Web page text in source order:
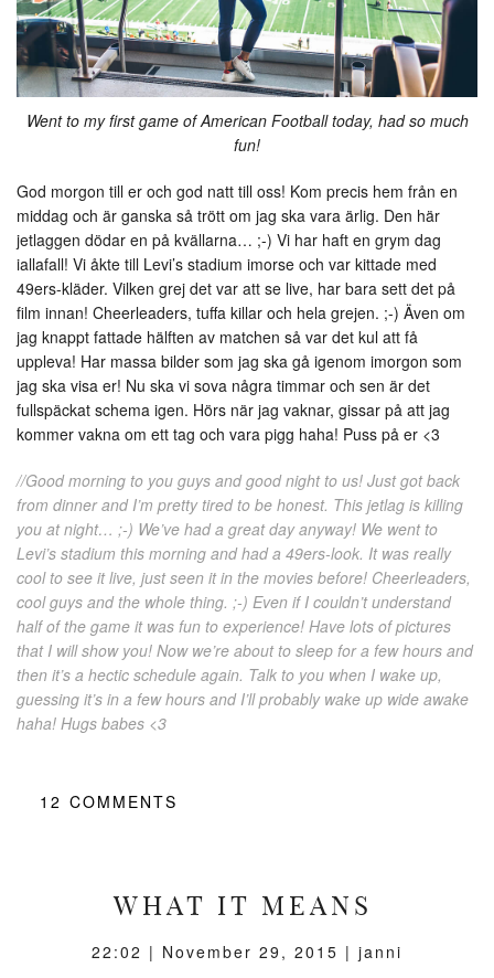
Went to my first game of American Football today, had so much
fun!
God morgon till er och god natt till oss! Kom precis hem från en
middag och är ganska så trött om jag ska vara ärlig. Den här
jetlaggen dödar en på kvällarna… ;-) Vi har haft en grym dag
iallafall! Vi åkte till Levi’s stadium imorse och var kittade med
49ers-kläder. Vilken grej det var att se live, har bara sett det på
film innan! Cheerleaders, tuffa killar och hela grejen. ;-) Även om
jag knappt fattade hälften av matchen så var det kul att få
uppleva! Har massa bilder som jag ska gå igenom imorgon som
jag ska visa er! Nu ska vi sova några timmar och sen är det
fullspäckat schema igen. Hörs när jag vaknar, gissar på att jag
kommer vakna om ett tag och vara pigg haha! Puss på er <3
//Good morning to you guys and good night to us! Just got back
from dinner and I’m pretty tired to be honest. This jetlag is killing
you at night… ;-) We’ve had a great day anyway! We went to
Levi’s stadium this morning and had a 49ers-look. It was really
cool to see it live, just seen it in the movies before! Cheerleaders,
cool guys and the whole thing. ;-) Even if I couldn’t understand
half of the game it was fun to experience! Have lots of pictures
that I will show you! Now we’re about to sleep for a few hours and
then it’s a hectic schedule again. Talk to you when I wake up,
guessing it’s in a few hours and I’ll probably wake up wide awake
haha! Hugs babes <3
12 COMMENTS
WHAT IT MEANS
22:02 | November 29, 2015 | janni